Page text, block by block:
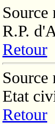
Source
R.P.
Retour
Source
Etat
Retour